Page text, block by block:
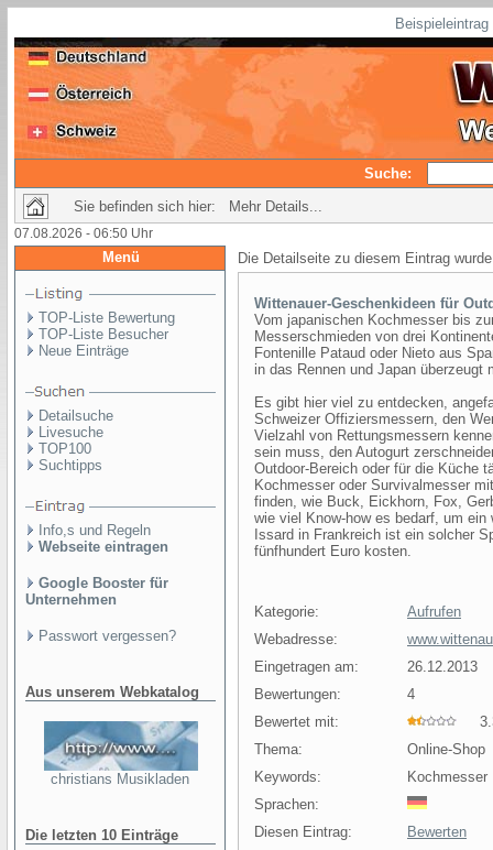
Suche:
Sie befinden sich hier: Mehr Details...
07.08.2026 - 06:50 Uhr
Menü
TOP-Liste Bewertung
TOP-Liste Besucher
Neue Einträge
Detailsuche
Livesuche
TOP100
Suchtipps
Info,s und Regeln
Webseite eintragen
Google Booster für
Unternehmen
Passwort vergessen?
Aus unserem Webkatalog
christians Musikladen
Die letzten 10 Einträge
Die Detailseite zu diesem Eintrag
Wittenauer-Geschenkideen für
Vom japanischen Kochmesser bis
Messerschmieden von drei
Fontenille Pataud oder Nieto aus
in das Rennen und Japan überzeugt
Es gibt hier viel zu entdecken,
Schweizer Offiziersmessern, den
Vielzahl von Rettungsmessern
sein muss, den Autogurt
Outdoor-Bereich oder für die Küche
Kochmesser oder Survivalmesser
finden, wie Buck, Eickhorn, Fox,
wie viel Know-how es bedarf, um
Issard in Frankreich ist ein solcher
fünfhundert Euro kosten.
Kategorie:
Aufrufen
Webadresse:
Eingetragen am:
26.12.2013
Bewertungen:
4
Bewertet mit:
Thema:
Online-Shop
Keywords:
Kochmesser
Sprachen:
Diesen Eintrag:
Bewerten